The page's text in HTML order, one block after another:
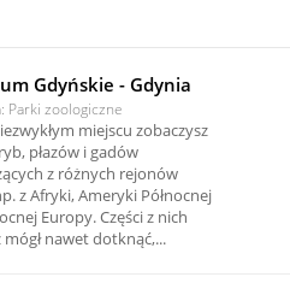
Gdyńskie - Gdynia
Parki zoologiczne
miejscu zobaczysz
płazów i gadów
z różnych rejonów
z Afryki, Ameryki Północnej
Europy. Części z nich
mógł nawet dotknąć,...